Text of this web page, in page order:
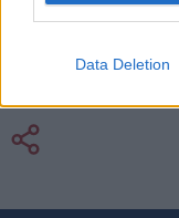
Data Deletion
tilbake etter tøffe
· Hans Leithe